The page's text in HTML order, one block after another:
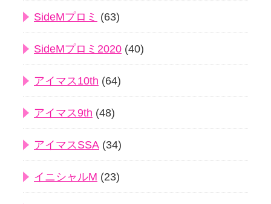
SideMプロミ (63)
SideMプロミ2020 (40)
アイマス10th (64)
アイマス9th (48)
アイマスSSA (34)
イニシャルM (23)